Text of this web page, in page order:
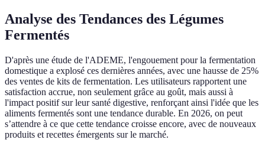
Analyse des Tendances des Légumes
Fermentés
D'après une étude de l'ADEME, l'engouement pour la fermentation
domestique a explosé ces dernières années, avec une hausse de 25%
des ventes de kits de fermentation. Les utilisateurs rapportent une
satisfaction accrue, non seulement grâce au goût, mais aussi à
l'impact positif sur leur santé digestive, renforçant ainsi l'idée que les
aliments fermentés sont une tendance durable. En 2026, on peut
s’attendre à ce que cette tendance croisse encore, avec de nouveaux
produits et recettes émergents sur le marché.